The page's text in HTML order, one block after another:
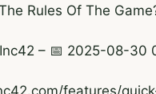
Rules Of The
– 📅 2025-08-30
features/